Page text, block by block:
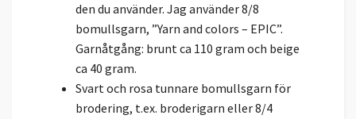
den du använder. Jag använder 8/8
bomullsgarn, ”Yarn and colors – EPIC”.
Garnåtgång: brunt ca 110 gram och beige
ca 40 gram.
Svart och rosa tunnare bomullsgarn för
brodering, t.ex. broderigarn eller 8/4